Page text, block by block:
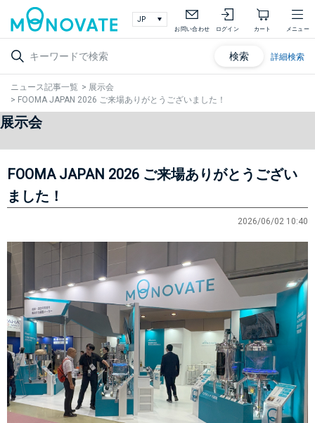
お問い合わせ ログイン カート メニュー
検索 詳細検索
ニュース記事一覧 > 展示会
> FOOMA JAPAN 2026 ご来場ありがとうございました！
展示会
FOOMA JAPAN 2026 ご来場ありがとうござい
ました！
2026/06/02 10:40